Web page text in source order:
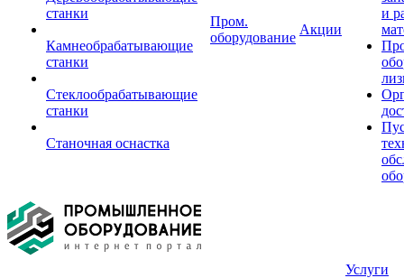
станки
Камнеобрабатывающие
станки
Стеклообрабатывающие
станки
Станочная оснастка
Пром.
оборудование
Акции
и
Услуги